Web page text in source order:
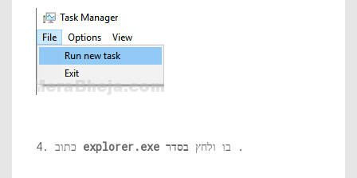
explorer.exe בו ולחץ בסדר .